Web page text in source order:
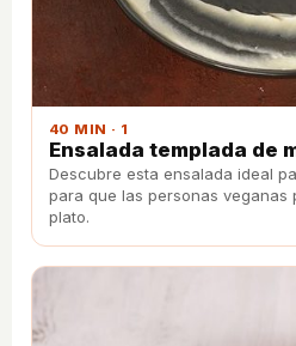
40 MIN · 1
Ensalada templada de
Descubre esta ensalada ideal
para que las personas veganas
plato.